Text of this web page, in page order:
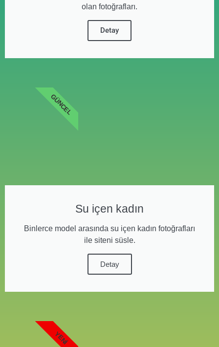
olan fotoğrafları.
Detay
Su içen kadın
Binlerce model arasında su içen kadın fotoğrafları
ile siteni süsle.
Detay
GÜNCEL
YENI